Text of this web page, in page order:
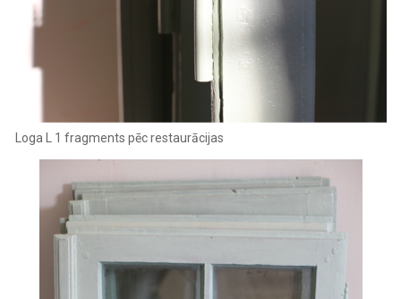
‍Loga L 1 fragments pēc restaurācijas